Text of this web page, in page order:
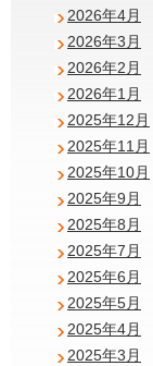
2026年4月
2026年3月
2026年2月
2026年1月
2025年12月
2025年11月
2025年10月
2025年9月
2025年8月
2025年7月
2025年6月
2025年5月
2025年4月
2025年3月